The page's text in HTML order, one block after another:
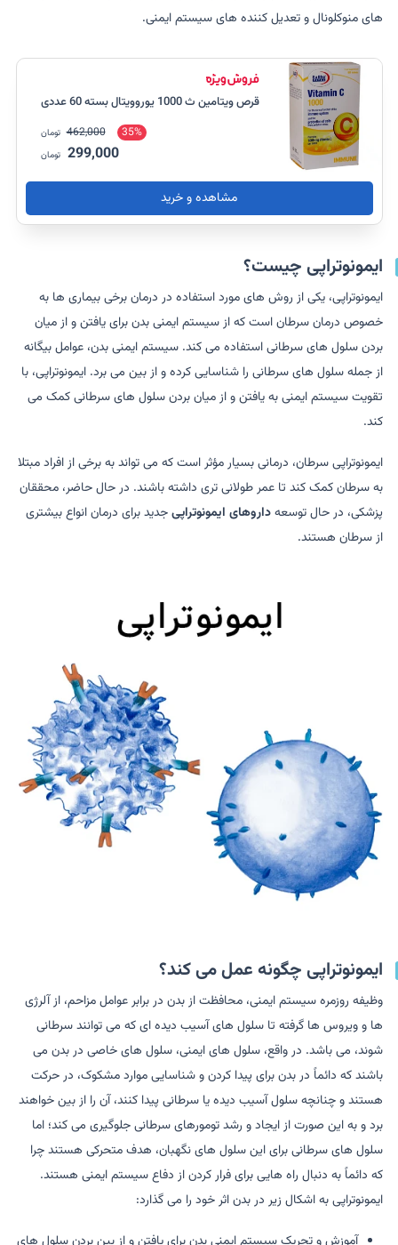
های منوکلونال و تعدیل کننده های سیستم ایمنی.
قرص ویتامین ث 1000 یوروویتال بسته 60 عددی
35%
462,000 تومان
299,000 تومان
مشاهده و خرید
ایمونوتراپی چیست؟
ایمونوتراپی، یکی از روش های مورد استفاده در درمان برخی بیماری ها به
خصوص درمان سرطان است که از سیستم ایمنی بدن برای یافتن و از میان
بردن سلول های سرطانی استفاده می کند. سیستم ایمنی بدن، عوامل بیگانه
از جمله سلول های سرطانی را شناسایی کرده و از بین می برد. ایمونوتراپی، با
تقویت سیستم ایمنی به یافتن و از میان بردن سلول های سرطانی کمک می
کند.
ایمونوتراپی سرطان، درمانی بسیار مؤثر است که می تواند به برخی از افراد مبتلا
به سرطان کمک کند تا عمر طولانی تری داشته باشند. در حال حاضر، محققان
پزشکی، در حال توسعهداروهای ایمونوتراپیجدید برای درمان انواع بیشتری
از سرطان هستند.
ایمونوتراپی چگونه عمل می کند؟
وظیفه روزمره سیستم ایمنی، محافظت از بدن در برابر عوامل مزاحم، از آلرژی
ها و ویروس ها گرفته تا سلول های آسیب دیده ای که می توانند سرطانی
شوند، می باشد. در واقع، سلول های ایمنی، سلول های خاصی در بدن می
باشند که دائماً در بدن برای پیدا کردن و شناسایی موارد مشکوک، در حرکت
هستند و چنانچه سلول آسیب دیده یا سرطانی پیدا کنند، آن را از بین خواهند
برد و به این صورت از ایجاد و رشد تومورهای سرطانی جلوگیری می کند؛ اما
سلول های سرطانی برای این سلول های نگهبان، هدف متحرکی هستند چرا
که دائماً به دنبال راه هایی برای فرار کردن از دفاع سیستم ایمنی هستند.
ایمونوتراپی به اشکال زیر در بدن اثر خود را می گذارد:
آموزش و تحریک سیستم ایمنی بدن برای یافتن و از بین بردن سلول های